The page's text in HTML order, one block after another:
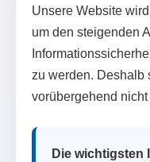
Unsere Website
um den steigenden
zu werden. Deshalb
vorübergehend nicht
Die wichtigsten